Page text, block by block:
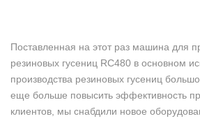
Поставленная на этот раз машина для
резиновых гусениц RC480 в основном
производства резиновых гусениц
еще больше повысить эффективность
клиентов, мы снабдили новое